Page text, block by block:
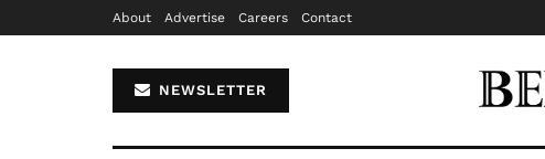
About Advertise Careers Contact
NEWSLETTER